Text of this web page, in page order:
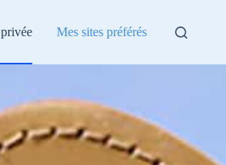
Mes sites préférés